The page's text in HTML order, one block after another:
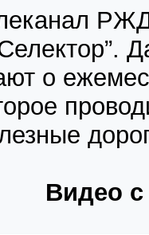
о
Видео с